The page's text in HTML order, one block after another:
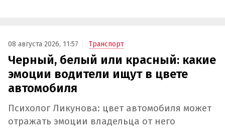
08 августа 2026, 11:57 Транспорт
Черный, белый или красный: какие
эмоции водители ищут в цвете
автомобиля
Психолог Ликунова: цвет автомобиля может
отражать эмоции владельца от него